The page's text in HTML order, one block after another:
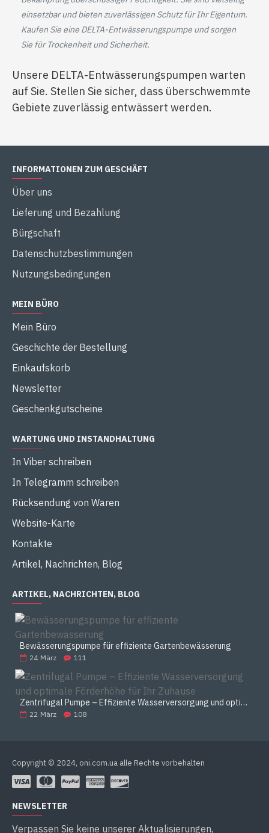
einsetzbar und bieten zuverlässigen Schutz für Ihr Eigentum.
Kaufen Sie eine DELTA-Entwässerungspumpe und sorgen
Sie für Trockenheit und Sicherheit.
Unsere DELTA-Entwässerungspumpen warten
auf Sie. Stellen Sie sicher, dass überschwemmte
Gebiete zuverlässig entwässert werden.
INFORMATIONEN ZUM GESCHÄFT
Über uns
Lieferung und Bezahlung
Bürgschaft
Datenschutzbestimmungen
Nutzungsbedingungen
MEIN BÜRO
Mein Büro
Geschichte der Bestellung
Einkaufskorb
Newsletter
Geschenkgutscheine
WARTUNG UND INSTANDHALTUNG
In Viber schreiben
In Telegramm schreiben
Rücksendung von Waren
Website-Karte
Kontakte
Artikel, Nachrichten, Blog
ARTIKEL, NACHRICHTEN, BLOG
Bewässerungspumpe für effiziente Gartenbewässerung
24 März 111
Zentrifugal Pumpe – Effiziente Wasserversorgung und optimale Förderhöhe für Ihr Zuhause
22 März 108
Copyright © 2024, oni.com.ua alle Rechte vorbehalten
NEWSLETTER
Verpassen Sie keine unserer Aktualisierungen,